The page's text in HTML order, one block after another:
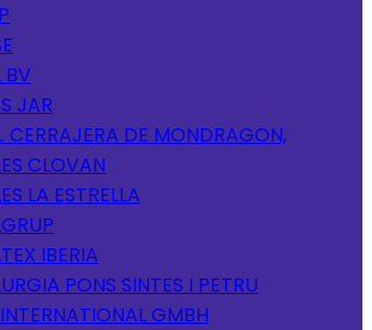
BV
JAR
CERRAJERA DE MONDRAGON,
CLOVAN
LA ESTRELLA
IBERIA
PONS SINTES I PETRU
GMBH